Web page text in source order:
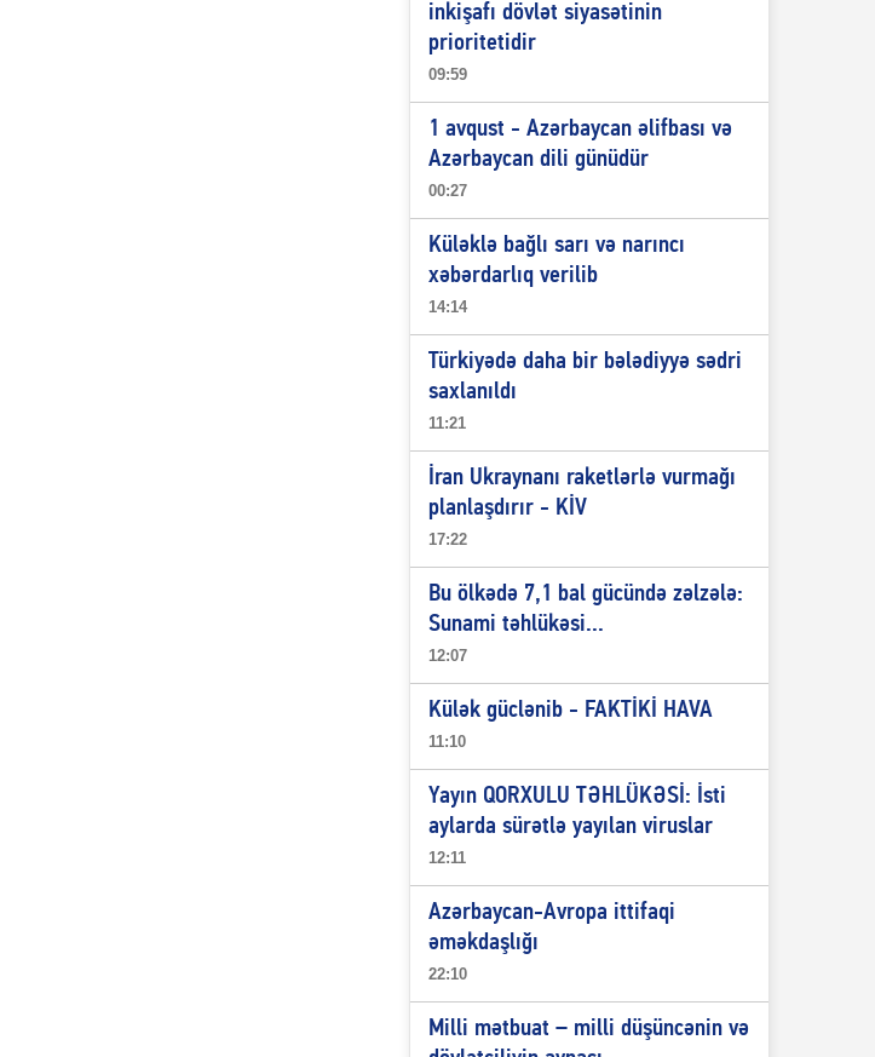
inkişafı dövlət siyasətinin
prioritetidir
09:59
1 avqust - Azərbaycan əlifbası və
Azərbaycan dili günüdür
00:27
Küləklə bağlı sarı və narıncı
xəbərdarlıq verilib
14:14
Türkiyədə daha bir bələdiyyə sədri
saxlanıldı
11:21
İran Ukraynanı raketlərlə vurmağı
planlaşdırır - KİV
17:22
Bu ölkədə 7,1 bal gücündə zəlzələ:
Sunami təhlükəsi...
12:07
Külək güclənib - FAKTİKİ HAVA
11:10
Yayın QORXULU TƏHLÜKƏSİ: İsti
aylarda sürətlə yayılan viruslar
12:11
Azərbaycan-Avropa ittifaqi
əməkdaşlığı
22:10
Milli mətbuat – milli düşüncənin və